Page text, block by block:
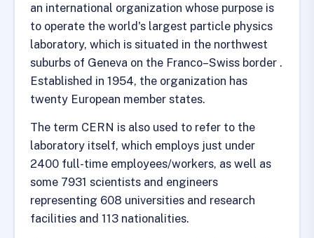
an international organization whose purpose is
to operate the world's largest particle physics
laboratory, which is situated in the northwest
suburbs of Geneva on the Franco–Swiss border .
Established in 1954, the organization has
twenty European member states.
The term CERN is also used to refer to the
laboratory itself, which employs just under
2400 full-time employees/workers, as well as
some 7931 scientists and engineers
representing 608 universities and research
facilities and 113 nationalities.